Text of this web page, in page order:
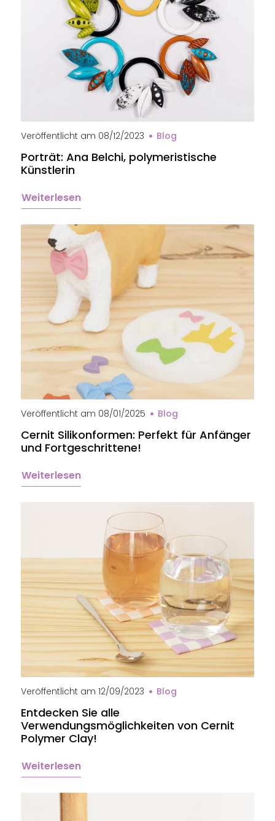
Veröffentlicht am 08/12/2023 Blog
Porträt: Ana Belchi, polymeristische
Künstlerin
Weiterlesen
Veröffentlicht am 08/01/2025 Blog
Cernit Silikonformen: Perfekt für Anfänger
und Fortgeschrittene!
Weiterlesen
Veröffentlicht am 12/09/2023 Blog
Entdecken Sie alle
Verwendungsmöglichkeiten von Cernit
Polymer Clay!
Weiterlesen